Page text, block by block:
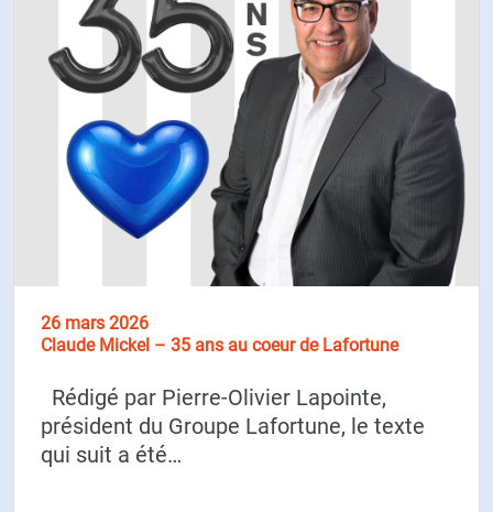
26 mars 2026
Claude Mickel – 35 ans au coeur de Lafortune
Rédigé par Pierre-Olivier Lapointe,
président du Groupe Lafortune, le texte
qui suit a été…